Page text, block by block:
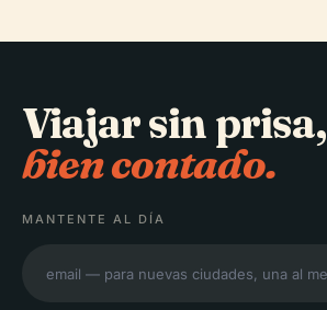
Viajar sin prisa,
bien contado.
MANTENTE AL DÍA